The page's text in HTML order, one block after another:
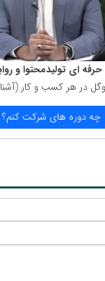
ای تولیدمحتوا و
در هر كسب و كار
چه دوره های شركت كنم؟